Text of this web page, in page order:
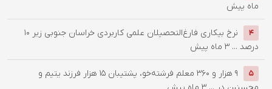
ماه پیش
4
نرخ بیکاری فارغ‌التحصیلان علمی کاربردی خراسان جنوبی زیر ۱۰
درصد ... 3 ماه پیش
5
۹ هزار و 360 معلم فرشته‌خو، پشتیبان ۱۵ هزار فرزند یتیم و